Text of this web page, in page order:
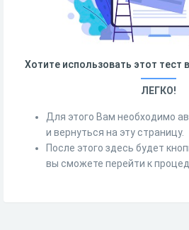
Хотите использовать этот тест
ЛЕГКО!
Для этого Вам необходимо
и вернуться на эту страницу.
После этого здесь будет
вы сможете перейти к